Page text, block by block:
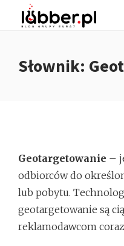
Słownik:
Geotargetowanie –
odbiorców do
lub pobytu.
geotargetowanie są
reklamodawcom